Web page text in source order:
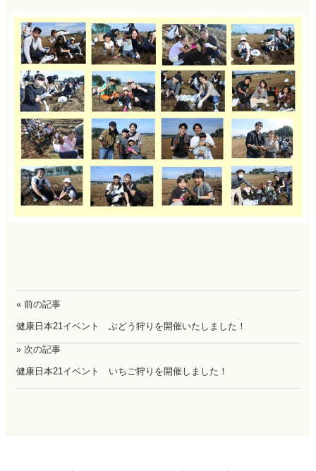
« 前の記事
健康日本21イベント ぶどう狩りを開催いたしました！
» 次の記事
健康日本21イベント いちご狩りを開催しました！